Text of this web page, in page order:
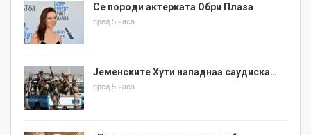
Се породи актерката Обри Плаза
пред 5 часа
Јеменските Хути нападнаа саудиска…
пред 5 часа